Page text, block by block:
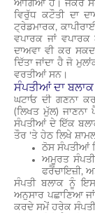
ਆਗਿਆ ਹੈ। ਜੇਕਰ
ਵਿਰੁੱਧ ਕਟੌਤੀ ਦਾ
ਟ੍ਰੇਡਮਾਰਕ,
ਵਪਾਰਕ ਜਾਂ
ਦਾਅਵਾ ਵੀ ਕਰ
ਦਿੱਤਾ ਜਾਂਦਾ ਹੈ ਜੋ
ਵਰਤੀਆਂ ਸਨ।
ਸੰਪਤੀਆਂ ਦਾ ਬਲਾਕ
ਘਟਾਓ ਦੀ ਗਣਨਾ
(ਲਿਖਤ ਮੁੱਲ)
ਸੰਪਤੀਆਂ ਦੇ ਇੱਕ
ਤੌਰ 'ਤੇ ਹੇਠ ਲਿਖੇ
ਠੋਸ ਸੰਪਤੀਆਂ
ਅਮੂਰਤ
ਫਰੈਂਚਾਇਜ਼ੀ,
ਸੰਪਤੀ ਬਲਾਕ ਨੂੰ
ਅਨੁਸਾਰ ਪਛਾਣਿਆ
ਕਰਦੇ ਸਮੇਂ ਹਰੇਕ